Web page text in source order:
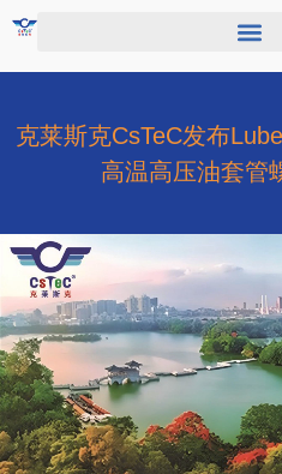
克莱斯克CsTeC发布
高温高压油套管